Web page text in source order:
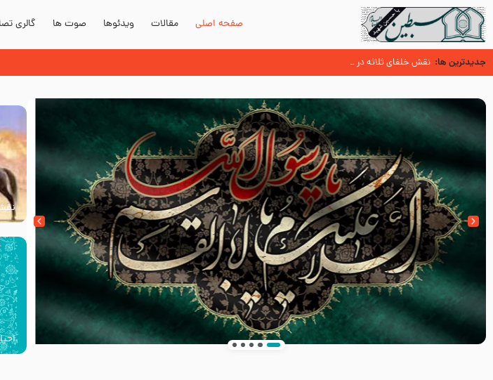
صفحه اصلی مقالات ویدئوها صوت ها گالری
جدیدترین ها: نقش خلفای ثلاثه در ترور نافرجام پیامبر صلی الله علیه و آله و سلم
احیای سنت پیامبر (صلی الله علیه و آله و سلّم )
ثواب زیارت امام رضا علیه السلام در بیان آن حضرت